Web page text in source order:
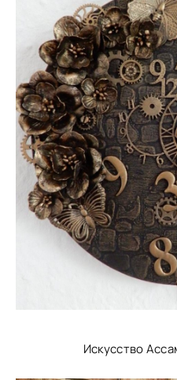
Искусство